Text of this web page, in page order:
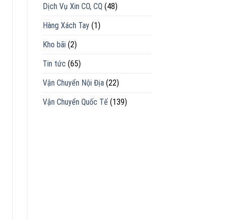
Dịch Vụ Xin CO, CQ (48)
Hàng Xách Tay(1)
Kho bãi (2)
Tin tức (65)
Vận Chuyển Nội Địa(22)
Vận Chuyển Quốc Tế(139)